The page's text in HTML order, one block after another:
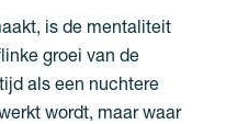
is de mentaliteit
groei van de
als een nuchtere
wordt, maar waar